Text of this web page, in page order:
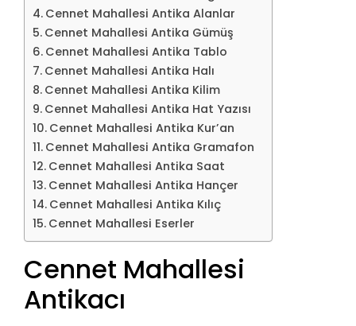
Cennet Mahallesi Antika Alanlar
Cennet Mahallesi Antika Gümüş
Cennet Mahallesi Antika Tablo
Cennet Mahallesi Antika Halı
Cennet Mahallesi Antika Kilim
Cennet Mahallesi Antika Hat Yazısı
Cennet Mahallesi Antika Kur’an
Cennet Mahallesi Antika Gramafon
Cennet Mahallesi Antika Saat
Cennet Mahallesi Antika Hançer
Cennet Mahallesi Antika Kılıç
Cennet Mahallesi Eserler
Cennet Mahallesi
Antikacı